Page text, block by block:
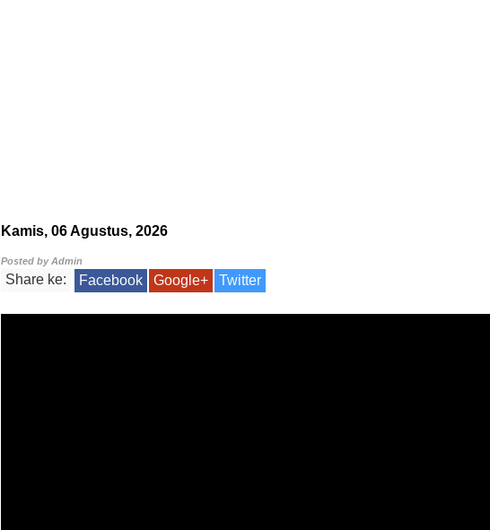
Kamis, 06 Agustus, 2026
Posted byAdmin
Share ke: Facebook Google+ Twitter